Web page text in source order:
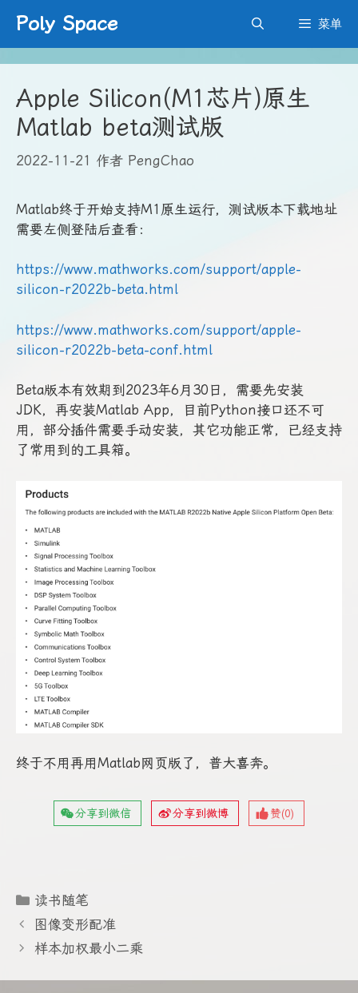
内
容
Poly Space 菜单
Apple Silicon(M1芯片)原生
Matlab beta测试版
2022-11-21 作者 PengChao
Matlab终于开始支持M1原生运行，测试版本下载地址
需要左侧登陆后查看：
https://www.mathworks.com/support/apple-
silicon-r2022b-beta.html
https://www.mathworks.com/support/apple-
silicon-r2022b-beta-conf.html
Beta版本有效期到2023年6月30日，需要先安装
JDK，再安装Matlab App，目前Python接口还不可
用，部分插件需要手动安装，其它功能正常，已经支持
了常用到的工具箱。
终于不用再用Matlab网页版了，普大喜奔。
分享到微信 分享到微博 赞(0)
分
类
读书随笔
图像变形配准
样本加权最小二乘